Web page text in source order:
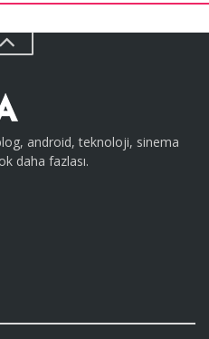
android, teknoloji, sinema
daha fazlası.